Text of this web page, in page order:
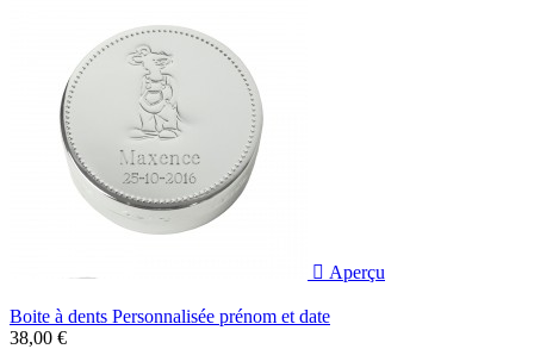
 Aperçu
Boite à dents Personnalisée prénom et date
38,00 €